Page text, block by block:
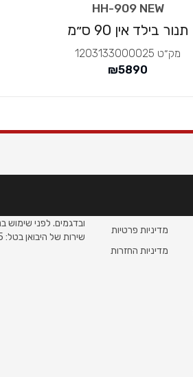
HH-909 NEW
תנור בילד אין 90 ס״מ
מק״ט 1203133000025
5890
₪
מדיניות פרטיות
מדיניות החזרות
ובדגמים. לפני שימוש
שירות של היבואן בטל: 09-7409835